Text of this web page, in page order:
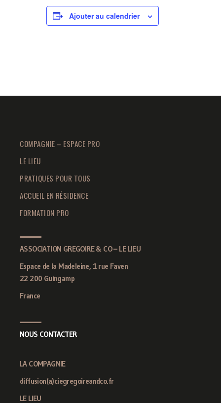
Ajouter au calendrier
COMPAGNIE – ESPACE PRO
LE LIEU
PRATIQUES POUR TOUS
ACCUEIL EN RÉSIDENCE
FORMATION PRO
ASSOCIATION GREGOIRE & CO – LE LIEU
Espace de la Madeleine, 1 rue Faven
22 200 Guingamp
France
NOUS CONTACTER
LA COMPAGNIE
diffusion(a)ciegregoireandco.fr
LE LIEU